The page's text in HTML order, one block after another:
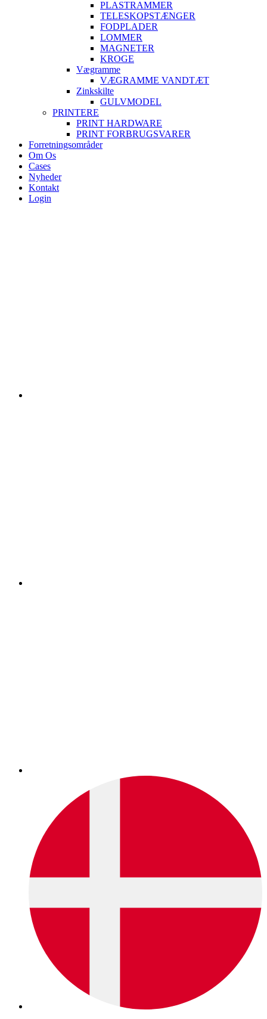
PLASTRAMMER
TELESKOPSTÆNGER
FODPLADER
LOMMER
MAGNETER
KROGE
Vægramme
VÆGRAMME VANDTÆT
Zinkskilte
GULVMODEL
PRINTERE
PRINT HARDWARE
PRINT FORBRUGSVARER
Forretningsområder
Om Os
Cases
Nyheder
Kontakt
Login